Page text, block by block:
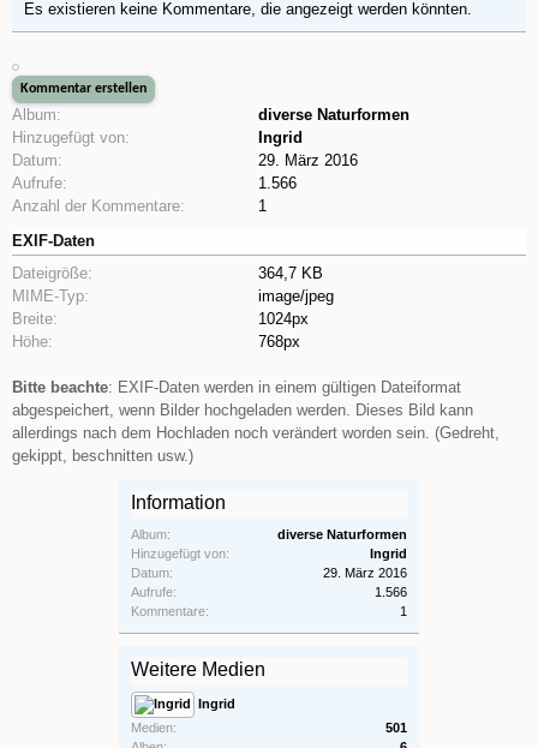
Es existieren keine Kommentare, die angezeigt werden könnten.
Album:
diverse Naturformen
Hinzugefügt von:
Ingrid
Datum:
29. März 2016
Aufrufe:
1.566
Anzahl der Kommentare:
1
EXIF-Daten
Dateigröße:
364,7 KB
MIME-Typ:
image/jpeg
Breite:
1024px
Höhe:
768px
Bitte beachte: EXIF-Daten werden in einem gültigen Dateiformat
abgespeichert, wenn Bilder hochgeladen werden. Dieses Bild kann
allerdings nach dem Hochladen noch verändert worden sein. (Gedreht,
gekippt, beschnitten usw.)
Information
Album:
diverse Naturformen
Hinzugefügt von:
Ingrid
Datum:
29. März 2016
Aufrufe:
1.566
Kommentare:
1
Weitere Medien
Ingrid
Medien:
501